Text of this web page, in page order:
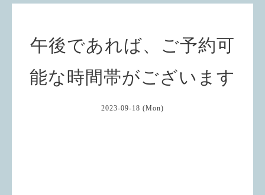
午後であれば、ご予約可
能な時間帯がございます
2023-09-18 (Mon)